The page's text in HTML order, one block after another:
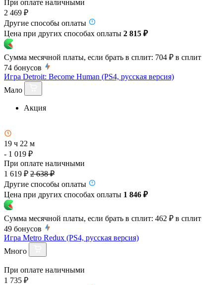
При оплате наличными
2 469 ₽
Другие способы оплаты
Цена при других способах оплаты 2 815 ₽
Сумма месячной платы, если брать в сплит: 704 ₽ в сплит
74 бонусов
Игра Detroit: Become Human (PS4, русская версия)
Мало
Акция
19 ч 22 м
- 1 019 ₽
При оплате наличными
1 619 ₽ 2 638 ₽
Другие способы оплаты
Цена при других способах оплаты 1 846 ₽
Сумма месячной платы, если брать в сплит: 462 ₽ в сплит
49 бонусов
Игра Metro Redux (PS4, русская версия)
Много
При оплате наличными
1 735 ₽